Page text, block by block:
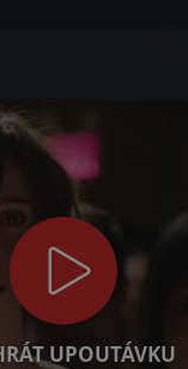
UPOUTÁVKU